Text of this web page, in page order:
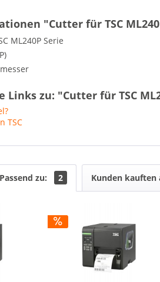
"Cutter für TSC
ML240P Serie
zu: "Cutter für TSC
TSC
zu: 2 Kunden kauften